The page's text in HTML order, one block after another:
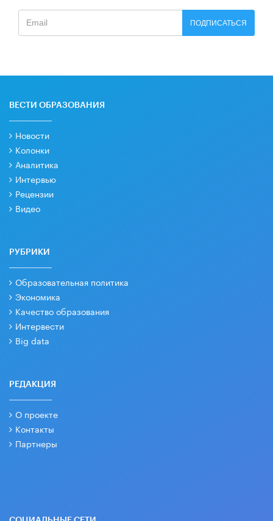
ПОДПИСАТЬСЯ
ВЕСТИ ОБРАЗОВАНИЯ
Новости
Колонки
Аналитика
Интервью
Рецензии
Видео
РУБРИКИ
Образовательная политика
Экономика
Качество образования
Интервести
Big data
РЕДАКЦИЯ
О проекте
Контакты
Партнеры